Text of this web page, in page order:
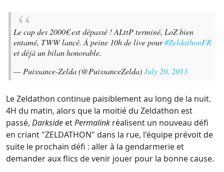
Le cap des 2000€ est dépassé ! ALttP terminé, LoZ bien
entamé, TWW lancé. À peine 10h de live pour#ZeldathonFR
et déjà un bilan honorable.
— Puissance-Zelda (@PuissanceZelda)July 20, 2013
Le Zeldathon continue paisiblement au long de la nuit.
4H du matin, alors que la moitié du Zeldathon est
passé, Darkside etPermalink réalisent un nouveau défi
en criant "ZELDATHON" dans la rue, l'équipe prévoit de
suite le prochain défi : aller à la gendarmerie et
demander aux flics de venir jouer pour la bonne cause.